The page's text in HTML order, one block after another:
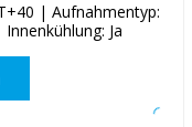
| Aufnahmentyp:
Ja